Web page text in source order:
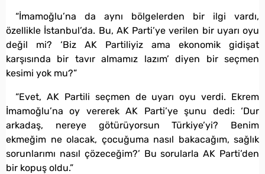
“İmamoğlu’na da aynı bölgelerden bir ilgi vardı,
özellikle İstanbul’da. Bu, AK Parti’ye verilen bir uyarı oyu
değil mi? ‘Biz AK Partiliyiz ama ekonomik gidişat
karşısında bir tavır almamız lazım’ diyen bir seçmen
kesimi yok mu?”
“Evet, AK Partili seçmen de uyarı oyu verdi. Ekrem
İmamoğlu’na oy vererek AK Parti’ye şunu dedi: ‘Dur
arkadaş, nereye götürüyorsun Türkiye’yi? Benim
ekmeğim ne olacak, çocuğuma nasıl bakacağım, sağlık
sorunlarımı nasıl çözeceğim?’ Bu sorularla AK Parti’den
bir kopuş oldu.”